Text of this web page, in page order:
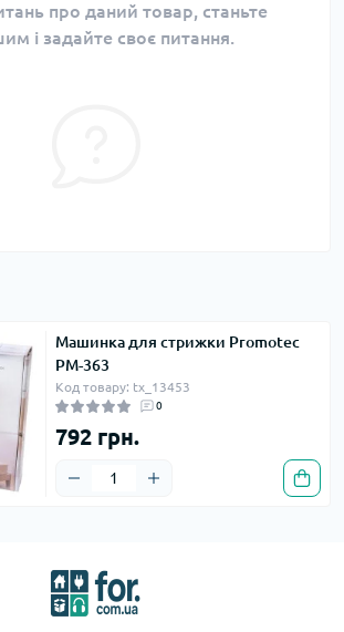
про даний товар, станьте
і задайте своє питання.
Машинка для стрижки Promotec
PM-363
Код товару: tx_13453
0
792 грн.